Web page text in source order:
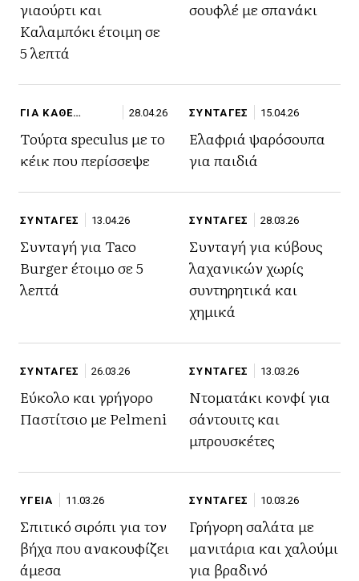
γιαούρτι και
Καλαμπόκι έτοιμη σε
5 λεπτά
σουφλέ με σπανάκι
ΓΙΑ ΚΑΘΕ
28.04.26
Τούρτα speculus με το
κέικ που περίσσεψε
ΣΥΝΤΑΓΕΣ 15.04.26
Ελαφριά ψαρόσουπα
για παιδιά
ΣΥΝΤΑΓΕΣ 13.04.26
Συνταγή για Taco
Burger έτοιμο σε 5
λεπτά
ΣΥΝΤΑΓΕΣ 28.03.26
Συνταγή για κύβους
λαχανικών χωρίς
συντηρητικά και
χημικά
ΣΥΝΤΑΓΕΣ 26.03.26
Εύκολο και γρήγορο
Παστίτσιο με Pelmeni
ΣΥΝΤΑΓΕΣ 13.03.26
Ντοματάκι κονφί για
σάντουιτς και
μπρουσκέτες
ΥΓΕΙΑ 11.03.26
Σπιτικό σιρόπι για τον
βήχα που ανακουφίζει
άμεσα
ΣΥΝΤΑΓΕΣ 10.03.26
Γρήγορη σαλάτα με
μανιτάρια και χαλούμι
για βραδινό